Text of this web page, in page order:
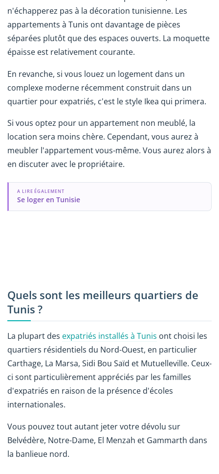
n'échapperez pas à la décoration tunisienne. Les
appartements à Tunis ont davantage de pièces
séparées plutôt que des espaces ouverts. La moquette
épaisse est relativement courante.
En revanche, si vous louez un logement dans un
complexe moderne récemment construit dans un
quartier pour expatriés, c'est le style Ikea qui primera.
Si vous optez pour un appartement non meublé, la
location sera moins chère. Cependant, vous aurez à
meubler l'appartement vous-même. Vous aurez alors à
en discuter avec le propriétaire.
A LIRE ÉGALEMENT
Se loger en Tunisie
Quels sont les meilleurs quartiers de
Tunis ?
La plupart des expatriés installés à Tunis ont choisi les
quartiers résidentiels du Nord-Ouest, en particulier
Carthage, La Marsa, Sidi Bou Saïd et Mutuelleville. Ceux-
ci sont particulièrement appréciés par les familles
d'expatriés en raison de la présence d'écoles
internationales.
Vous pouvez tout autant jeter votre dévolu sur
Belvédère, Notre-Dame, El Menzah et Gammarth dans
la banlieue nord.